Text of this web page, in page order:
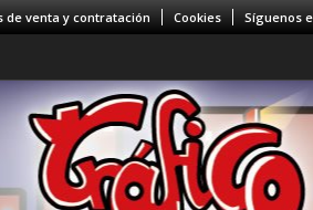
de venta y contratación Cookies Síguenos